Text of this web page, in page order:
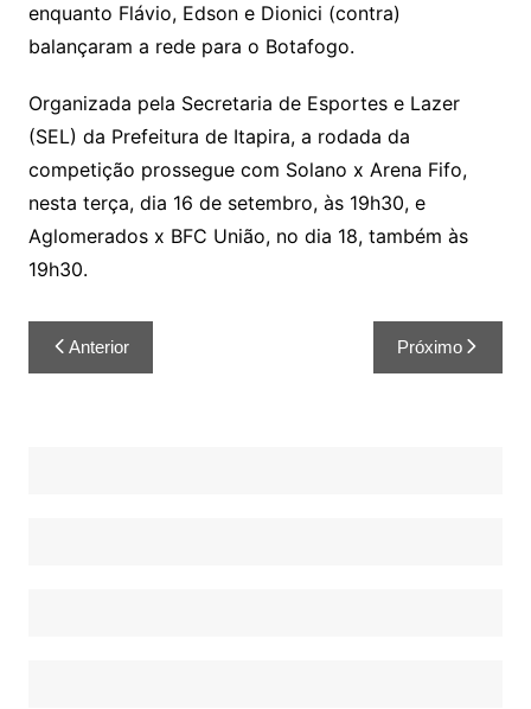
enquanto Flávio, Edson e Dionici (contra)
balançaram a rede para o Botafogo.
Organizada pela Secretaria de Esportes e Lazer
(SEL) da Prefeitura de Itapira, a rodada da
competição prossegue com Solano x Arena Fifo,
nesta terça, dia 16 de setembro, às 19h30, e
Aglomerados x BFC União, no dia 18, também às
19h30.
Anterior Próximo